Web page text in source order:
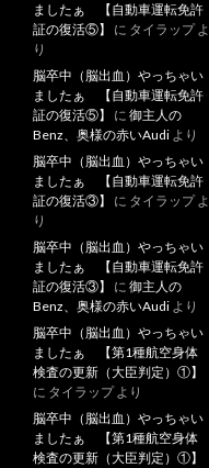
ましたぁ 【自動車運転免許
証の復活⑤】
に タイラップよ
り
脳卒中（脳出血）やっちゃい
ましたぁ 【自動車運転免許
証の復活⑤】
に 御主人の
Benz、奥様の赤いAudi より
脳卒中（脳出血）やっちゃい
ましたぁ 【自動車運転免許
証の復活③】
に タイラップよ
り
脳卒中（脳出血）やっちゃい
ましたぁ 【自動車運転免許
証の復活③】
に 御主人の
Benz、奥様の赤いAudi より
脳卒中（脳出血）やっちゃい
ましたぁ 【第1種航空身体
検査の更新（大臣判定）①】
に タイラップより
脳卒中（脳出血）やっちゃい
ましたぁ 【第1種航空身体
検査の更新（大臣判定）①】